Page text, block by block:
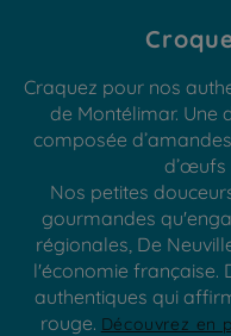
Craquez pour nos
de Montélimar. Une
composée
d’œufs
Nos petites
gourmandes
régionales, De
l'économie française.
authentiques qui
rouge. Découvrez en